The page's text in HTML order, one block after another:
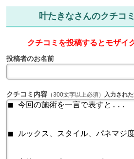
叶たきなさんのクチコ
クチコミを投稿するとモザイ
投稿者のお名前
クチコミ内容 （300文字以上必須） 入力され